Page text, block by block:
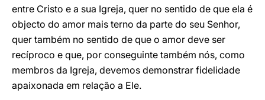
entre Cristo e a sua Igreja, quer no sentido de que ela é
objecto do amor mais terno da parte do seu Senhor,
quer também no sentido de que o amor deve ser
recíproco e que, por conseguinte também nós, como
membros da Igreja, devemos demonstrar fidelidade
apaixonada em relação a Ele.